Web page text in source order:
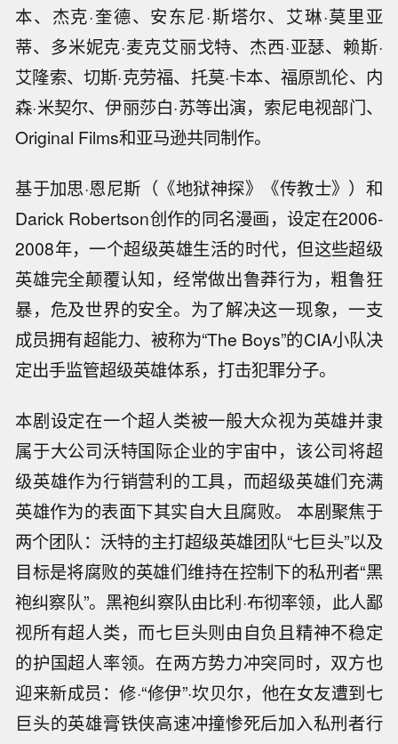
本、杰克·奎德、安东尼·斯塔尔、艾琳·莫里亚
蒂、多米妮克·麦克艾丽戈特、杰西·亚瑟、赖斯·
艾隆索、切斯·克劳福、托莫·卡本、福原凯伦、内
森·米契尔、伊丽莎白·苏等出演，索尼电视部门、
Original Films和亚马逊共同制作。
基于加思·恩尼斯（《地狱神探》《传教士》）和
Darick Robertson创作的同名漫画，设定在2006-
2008年，一个超级英雄生活的时代，但这些超级
英雄完全颠覆认知，经常做出鲁莽行为，粗鲁狂
暴，危及世界的安全。为了解决这一现象，一支
成员拥有超能力、被称为“The Boys”的CIA小队决
定出手监管超级英雄体系，打击犯罪分子。
本剧设定在一个超人类被一般大众视为英雄并隶
属于大公司沃特国际企业的宇宙中，该公司将超
级英雄作为行销营利的工具，而超级英雄们充满
英雄作为的表面下其实自大且腐败。 本剧聚焦于
两个团队：沃特的主打超级英雄团队“七巨头”以及
目标是将腐败的英雄们维持在控制下的私刑者“黑
袍纠察队”。黑袍纠察队由比利·布彻率领，此人鄙
视所有超人类，而七巨头则由自负且精神不稳定
的护国超人率领。在两方势力冲突同时，双方也
迎来新成员：修·“修伊”·坎贝尔，他在女友遭到七
巨头的英雄膏铁侠高速冲撞惨死后加入私刑者行